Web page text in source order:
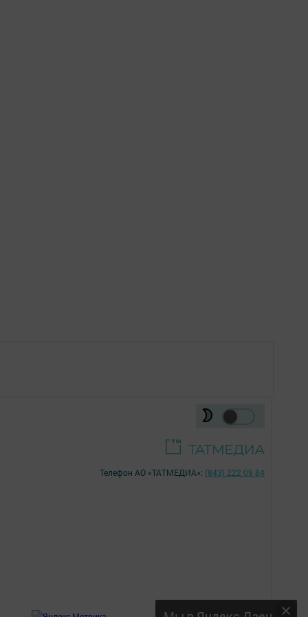
Телефон АО «ТАТМЕДИА»: (843) 222 09 84